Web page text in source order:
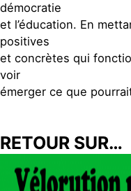
démocratie
et l’éducation. En
positives
et concrètes qui
voir
émerger ce que
RETOUR SUR…